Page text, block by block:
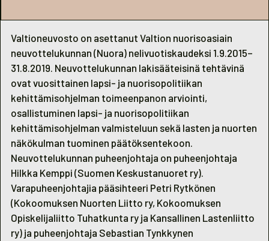
Valtioneuvosto on asettanut Valtion nuorisoasiain
neuvottelukunnan (Nuora) nelivuotiskaudeksi 1.9.2015–
31.8.2019. Neuvottelukunnan lakisääteisinä tehtävinä
ovat vuosittainen lapsi- ja nuorisopolitiikan
kehittämisohjelman toimeenpanon arviointi,
osallistuminen lapsi- ja nuorisopolitiikan
kehittämisohjelman valmisteluun sekä lasten ja nuorten
näkökulman tuominen päätöksentekoon.
Neuvottelukunnan puheenjohtaja on puheenjohtaja
Hilkka Kemppi (Suomen Keskustanuoret ry).
Varapuheenjohtajia pääsihteeri Petri Rytkönen
(Kokoomuksen Nuorten Liitto ry, Kokoomuksen
Opiskelijaliitto Tuhatkunta ry ja Kansallinen Lastenliitto
ry) ja puheenjohtaja Sebastian Tynkkynen